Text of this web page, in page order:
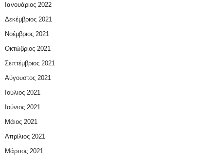
Ιανουάριος 2022
Δεκέμβριος 2021
Νοέμβριος 2021
Οκτώβριος 2021
Σεπτέμβριος 2021
Αύγουστος 2021
Ιούλιος 2021
Ιούνιος 2021
Μάιος 2021
Απρίλιος 2021
Μάρτιος 2021